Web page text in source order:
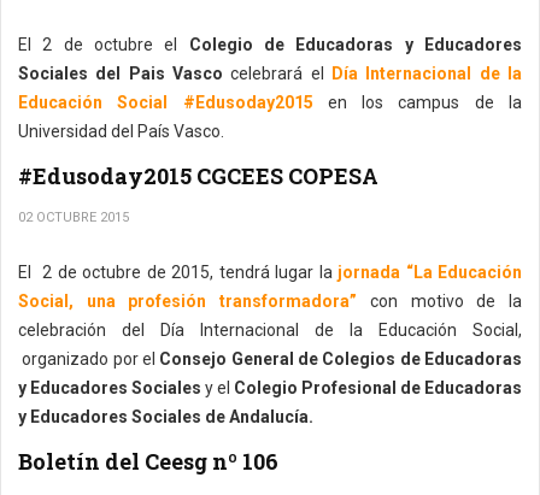
El 2 de octubre el
Colegio de Educadoras y Educadores
Sociales del Pais Vascocelebrará el
Día Internacional de la
Educación Social #Edusoday2015 en los campus de la
Universidad del País Vasco.
#Edusoday2015 CGCEES COPESA
02 OCTUBRE 2015
El 2 de octubre de 2015, tendrá lugar la jornada “La Educación
Social, una profesión transformadora” con motivo de la
celebración del Día Internacional de la Educación Social,
organizado por el Consejo General de Colegios de Educadoras
y Educadores Sociales y el Colegio Profesional de Educadoras
y Educadores Sociales de Andalucía.
Boletín del Ceesg nº 106